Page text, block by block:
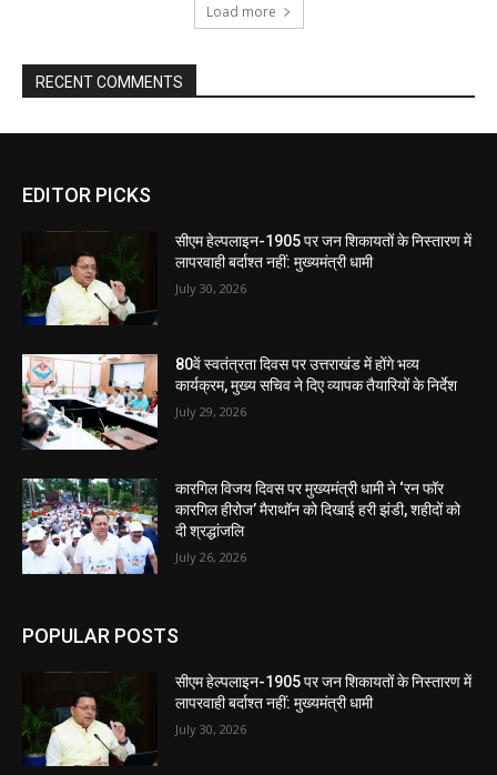
Load more
RECENT COMMENTS
EDITOR PICKS
सीएम हेल्पलाइन-1905 पर जन शिकायतों के निस्तारण में
लापरवाही बर्दाश्त नहीं: मुख्यमंत्री धामी
July 30, 2026
80वें स्वतंत्रता दिवस पर उत्तराखंड में होंगे भव्य
कार्यक्रम, मुख्य सचिव ने दिए व्यापक तैयारियों के निर्देश
July 29, 2026
कारगिल विजय दिवस पर मुख्यमंत्री धामी ने ‘रन फॉर
कारगिल हीरोज’ मैराथॉन को दिखाई हरी झंडी, शहीदों को
दी श्रद्धांजलि
July 26, 2026
POPULAR POSTS
सीएम हेल्पलाइन-1905 पर जन शिकायतों के निस्तारण में
लापरवाही बर्दाश्त नहीं: मुख्यमंत्री धामी
July 30, 2026